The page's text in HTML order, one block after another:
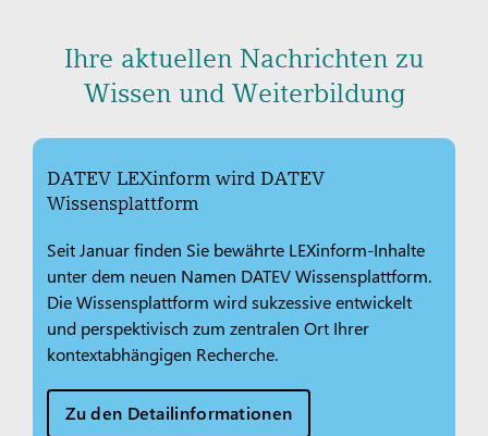
Ihre aktuellen Nachrichten zu
Wissen und Weiterbildung
DATEV LEXinform wird DATEV
Wissensplattform
Seit Januar finden Sie bewährte LEXinform-Inhalte
unter dem neuen Namen DATEV Wissensplattform.
Die Wissensplattform wird sukzessive entwickelt
und perspektivisch zum zentralen Ort Ihrer
kontextabhängigen Recherche.
Zu den Detailinformationen